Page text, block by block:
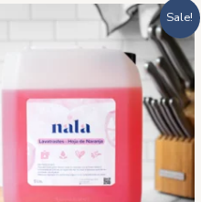
Sale!
Rango
de
precios:
desde
$285.20
hasta
$996.00